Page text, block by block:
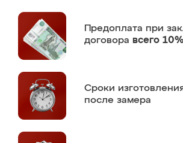
Предоплата при
договора всего
Сроки
после замера